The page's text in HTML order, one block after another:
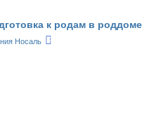
к родам в роддоме
Носаль